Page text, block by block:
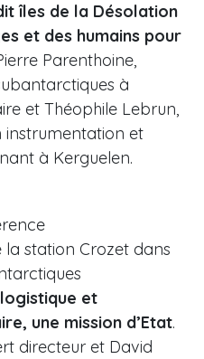
îles de la Désolation
et des humains pour
Parenthoine,
à
et Théophile Lebrun,
instrumentation et
à Kerguelen.
la station Crozet dans
et
une mission d’Etat.
directeur et David